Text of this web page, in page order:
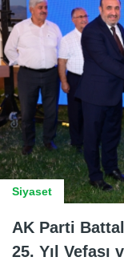
Siyaset
AK Parti
25. Yıl Vefası